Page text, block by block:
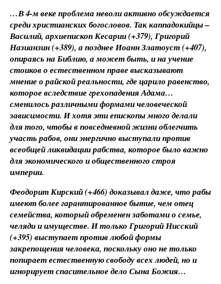
…В 4-м веке проблема неволи активно обсуждается
среди христианских богословов. Так каппадокийцы –
Василий, архиепископ Кесарии (+379), Григорий
Назианзин (+389), а позднее Иоанн Златоуст (+407),
опираясь на Библию, а может быть, и на учение
стоиков о естественном праве высказывают
мнение о райской реальности, где царило равенство,
которое вследствие грехопадения Адама…
сменилось различными формами человеческой
зависимости. И хотя эти епископы много делали
для того, чтобы в повседневной жизни облегчить
участь рабов, они энергично выступали против
всеобщей ликвидации рабства, которое было важно
для экономического и общественного строя
империи.
Феодорит Кирский (+466) доказывал даже, что рабы
имеют более гарантированное бытие, чем отец
семейства, который обременен заботами о семье,
челяди и имуществе. И только Григорий Нисский
(+395) выступает против любой формы
закрепощения человека, поскольку оно не только
попирает естественную свободу всех людей, но и
игнорирует спасительное дело Сына Божия…